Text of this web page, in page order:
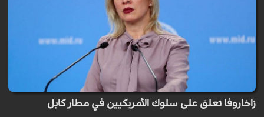
زاخاروفا تعلق على سلوك الأمريكيين في مطار كابل